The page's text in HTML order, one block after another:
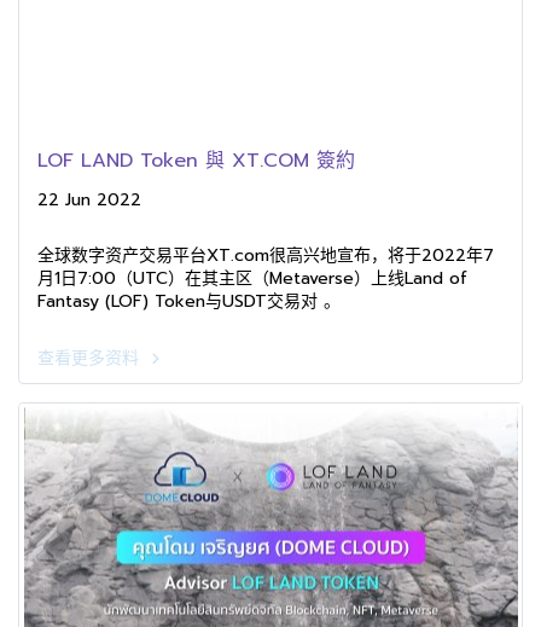
LOF LAND Token 與 XT.COM 簽約
22 Jun 2022
全球数字资产交易平台XT.com很高兴地宣布，将于2022年7
月1日7:00（UTC）在其主区（Metaverse）上线Land of
Fantasy (LOF) Token与USDT交易对 。
查看更多资料